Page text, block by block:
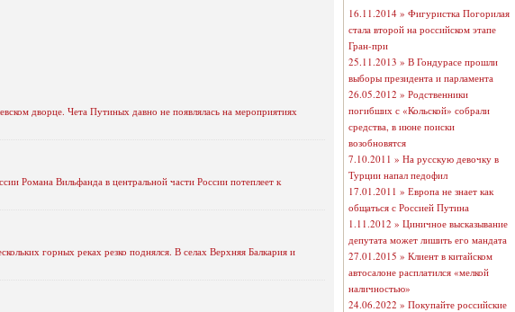
дворце. Чета Путиных давно не появлялась на мероприятиях
Романа Вильфанда в центральной части России потеплеет к
горных реках резко поднялся. В селах Верхняя Балкария и
16.11.2014 » Фигуристка Погорилая
стала второй на российском этапе
Гран-при
25.11.2013 » В Гондурасе прошли
выборы президента и парламента
26.05.2012 » Родственники
погибших с «Кольской» собрали
средства, в июне поиски
возобновятся
7.10.2011 » На русскую девочку в
Турции напал педофил
17.01.2011 » Европа не знает как
общаться с Россией Путина
1.11.2012 » Циничное высказывание
депутата может лишить его мандата
27.01.2015 » Клиент в китайском
автосалоне расплатился «мелкой
наличностью»
24.06.2022 » Покупайте российские